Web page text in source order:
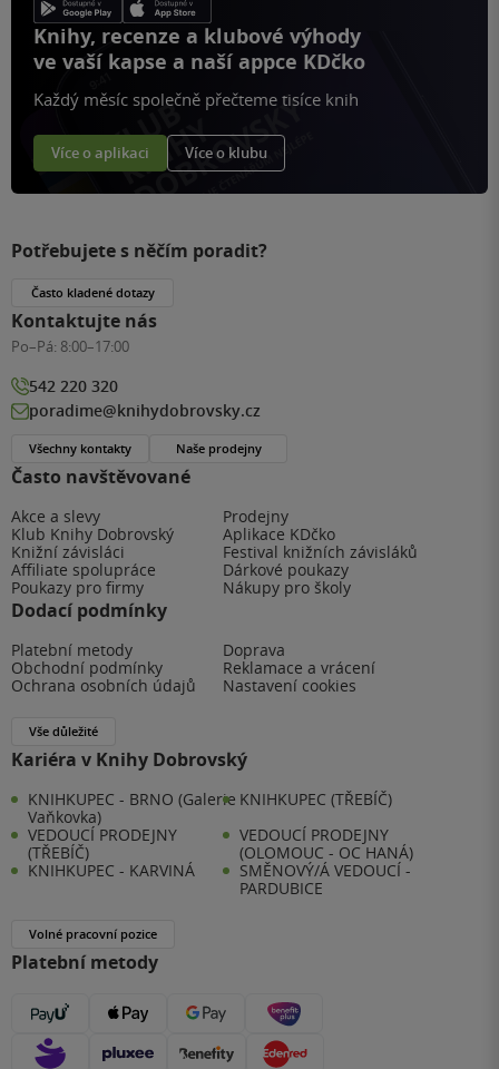
Knihy, recenze a klubové výhody
ve vaší kapse a naší appce KDčko
Každý měsíc společně přečteme tisíce knih
Více o aplikaci Více o klubu
Často navštěvované
Akce a slevy
Prodejny
Klub Knihy Dobrovský
Aplikace KDčko
Knižní závisláci
Festival knižních závisláků
Affiliate spolupráce
Dárkové poukazy
Poukazy pro firmy
Nákupy pro školy
Dodací podmínky
Platební metody
Doprava
Obchodní podmínky
Reklamace a vrácení
Ochrana osobních údajů
Nastavení cookies
Vše důležité
Kariéra v Knihy Dobrovský
KNIHKUPEC - BRNO (Galerie
Vaňkovka)
KNIHKUPEC (TŘEBÍČ)
VEDOUCÍ PRODEJNY
(TŘEBÍČ)
VEDOUCÍ PRODEJNY
(OLOMOUC - OC HANÁ)
KNIHKUPEC - KARVINÁ
SMĚNOVÝ/Á VEDOUCÍ -
PARDUBICE
Volné pracovní pozice
Platební metody
Potřebujete s něčím poradit?
Často kladené dotazy
Kontaktujte nás
Po–Pá: 8:00–17:00
542 220 320
poradime@knihydobrovsky.cz
Všechny kontakty Naše prodejny